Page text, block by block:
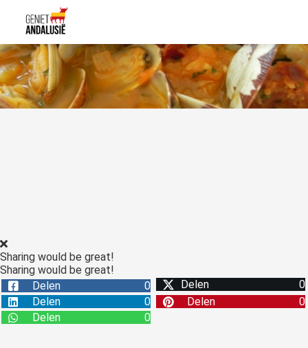
Sharing would be great!
Sharing would be great!
Delen
0 Delen
0
Delen
0 Delen
0
Delen
0